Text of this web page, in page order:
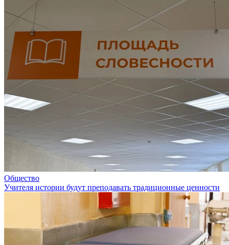
Общество
Учителя истории будут преподавать традиционные ценности